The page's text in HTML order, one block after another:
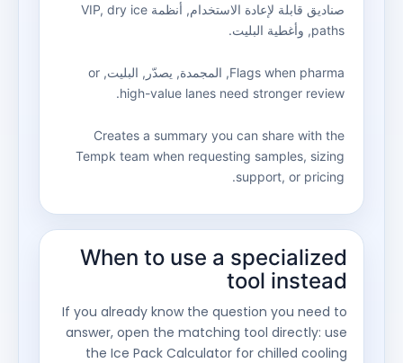
صناديق قابلة لإعادة الاستخدام, أنظمة VIP, dry ice
, وأغطية البليت.
Flags when pharma, المجمدة, يصدّر, البليت, or
high-value lanes need stronger review
.
Creates a summary you can share with the
Tempk team when requesting samples,
support,or pricing
.
When to use a specialized
tool instead
If you already know the question you need to
answer ,open the matching tool directly
the Ice Pack Calculator for chilled cooling